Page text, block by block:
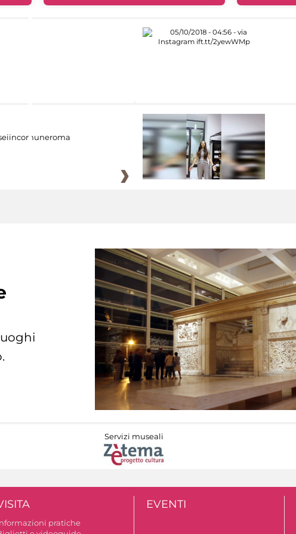
Servizi museali
pratiche
EVENTI